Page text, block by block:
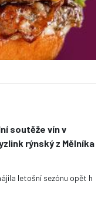
soutěže vín v
rýnský z Mělníka
letošní sezónu opět h